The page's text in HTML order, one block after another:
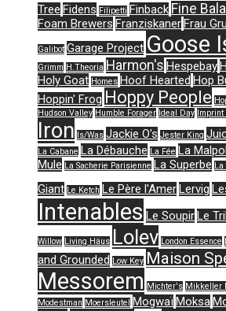
Tree Fidens Filipetti Finback Fine
Foam Brewers FranziskanerFrau
Galibot Garage Project Goose
Grimm H.Theoria Harmon's Hespebay
Holy Goat Homes Hoof Hearted Hop
Hoppin' Frog Hoppy People
Hudson Valley Humble Forager Ideal Day Imprint
Iron Is/Was Jackie O's Jester King
La Cabane La Débauche La Fée La
Mule La Sacherie Parisienne La Superbe
Giant Le Ketch Le Père l'AmerLervig
Intenables Le SoupirLe
Willow Living Häus Lolev London Essence
and Grounded Low Key Maison
Messorem Michter's Mikkeller
Modestman Moersleutel MogwaïMoksa